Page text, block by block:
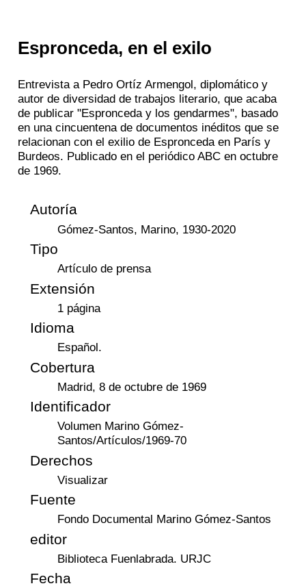
Espronceda, en el exilo
Entrevista a Pedro Ortíz Armengol, diplomático y
autor de diversidad de trabajos literario, que acaba
de publicar "Espronceda y los gendarmes", basado
en una cincuentena de documentos inéditos que se
relacionan con el exilio de Espronceda en París y
Burdeos. Publicado en el periódico ABC en octubre
de 1969.
Autoría
Gómez-Santos, Marino, 1930-2020
Tipo
Artículo de prensa
Extensión
1 página
Idioma
Español.
Cobertura
Madrid, 8 de octubre de 1969
Identificador
Volumen Marino Gómez-
Santos/Artículos/1969-70
Derechos
Visualizar
Fuente
Fondo Documental Marino Gómez-Santos
editor
Biblioteca Fuenlabrada. URJC
Fecha